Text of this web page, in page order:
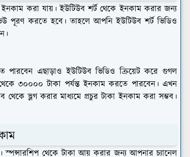
করা যায়। ইউটিউব শর্ট থেকে ইনকাম করার জন্য
পূরণ করতে হবে। তাহলে আপনি ইউটিউব শর্ট ভিডিও
এছাড়াও ইউটিউব ভিডিও ক্রিয়েট করে গুগল
৩০০০০ টাকা পর্যন্ত ইনকাম করতে পারবেন। এখন
ভ্লগ করার মাধ্যমে প্রচুর টাকা ইনকাম করা সম্ভব।
থেকে টাকা আয় করার জন্য আপনার চ্যানেল